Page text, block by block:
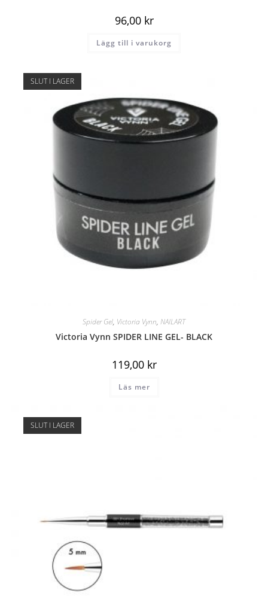
96,00 kr
Lägg till i varukorg
SLUT I LAGER
Spider Gel, Victoria Vynn, NAILART
Victoria Vynn SPIDER LINE GEL- BLACK
119,00 kr
Läs mer
SLUT I LAGER